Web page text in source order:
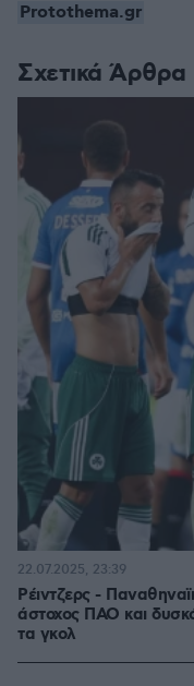
Σχετικά Άρθρα
Ρέιντζερς -
άστοχος ΠΑΟ και
τα γκολ
22.07.2025, 23:39
Protothema.gr